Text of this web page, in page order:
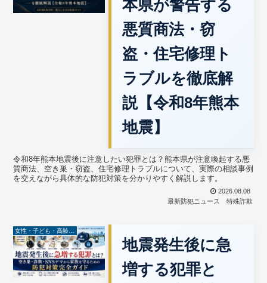
本県が警告する
悪質商法・窃
盗・住宅修理ト
ラブルを徹底解
説【令和8年熊本
地震】
令和8年熊本地震後に注意したい犯罪とは？熊本県が注意喚起する悪
質商法、空き巣・窃盗、住宅修理トラブルについて、実際の相談事例
を交えながら具体的な防犯対策を分かりやすく解説します。
2026.08.08
最新防犯ニュース
特殊詐欺
地震発生後に急
増する犯罪と